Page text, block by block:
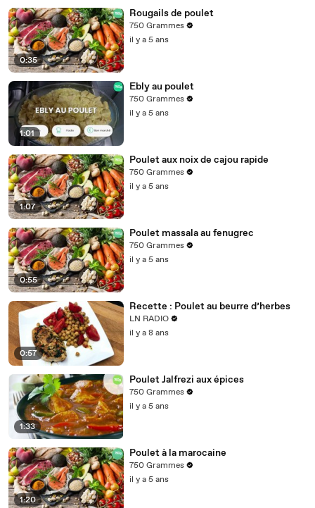
0:35
Rougails de poulet
750 Grammes
il y a 5 ans
1:01
Ebly au poulet
750 Grammes
il y a 5 ans
1:07
Poulet aux noix de cajou rapide
750 Grammes
il y a 5 ans
0:55
Poulet massala au fenugrec
750 Grammes
il y a 5 ans
0:57
Recette : Poulet au beurre d’herbes
LN RADIO
il y a 8 ans
1:33
Poulet Jalfrezi aux épices
750 Grammes
il y a 5 ans
1:20
Poulet à la marocaine
750 Grammes
il y a 5 ans